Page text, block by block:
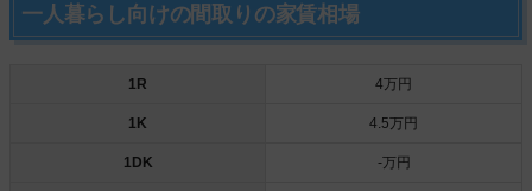
一人暮らし向けの間取りの家賃相場
1R 4万円
1K 4.5万円
1DK -万円